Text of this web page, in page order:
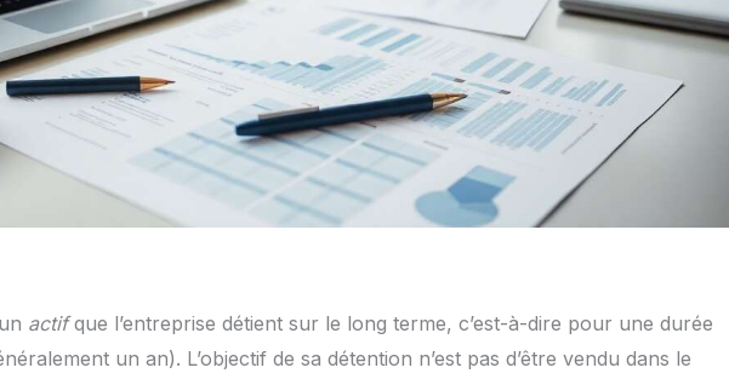
actifque l’entreprise détient sur le long terme, c’est-à-dire pour une durée
un an). L’objectif de sa détention n’est pas d’être vendu dans le